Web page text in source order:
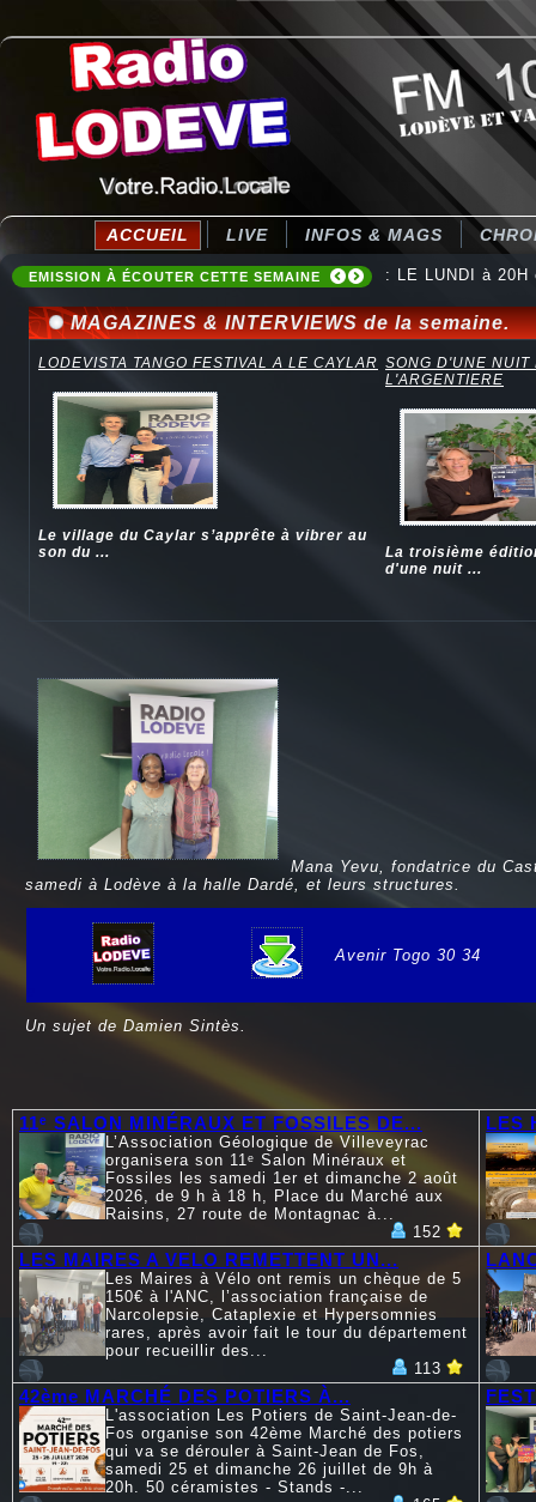
ACCUEIL LIVE INFOS & MAGS
EMISSION À ÉCOUTER CETTE SEMAINE : LE LUNDI à
: Destination
MAGAZINES & INTERVIEWS de la semaine.
LODEVISTA TANGO FESTIVAL A LE CAYLAR
Le village du Caylar s’apprête à vibrer au
son du ...
SONG D'UNE NUIT
L'ARGENTIERE
La troisième
d'une nuit ...
Mana Yevu, fondatrice du
samedi à Lodève à la halle Dardé, et leurs structures.
Avenir Togo 30 34
Un sujet de Damien Sintès.
11ᵉ SALON MINÉRAUX ET FOSSILES DE...
L’Association Géologique de Villeveyrac
organisera son 11ᵉ Salon Minéraux et
Fossiles les samedi 1er et dimanche 2 août
2026, de 9 h à 18 h, Place du Marché aux
Raisins, 27 route de Montagnac à...
152
LES
LES MAIRES A VELO REMETTENT UN...
Les Maires à Vélo ont remis un chèque de 5
150€ à l'ANC, l’association française de
Narcolepsie, Cataplexie et Hypersomnies
rares, après avoir fait le tour du département
pour recueillir des...
113
42ème MARCHÉ DES POTIERS À...
L'association Les Potiers de Saint-Jean-de-
Fos organise son 42ème Marché des potiers
qui va se dérouler à Saint-Jean de Fos,
samedi 25 et dimanche 26 juillet de 9h à
20h. 50 céramistes - Stands -...